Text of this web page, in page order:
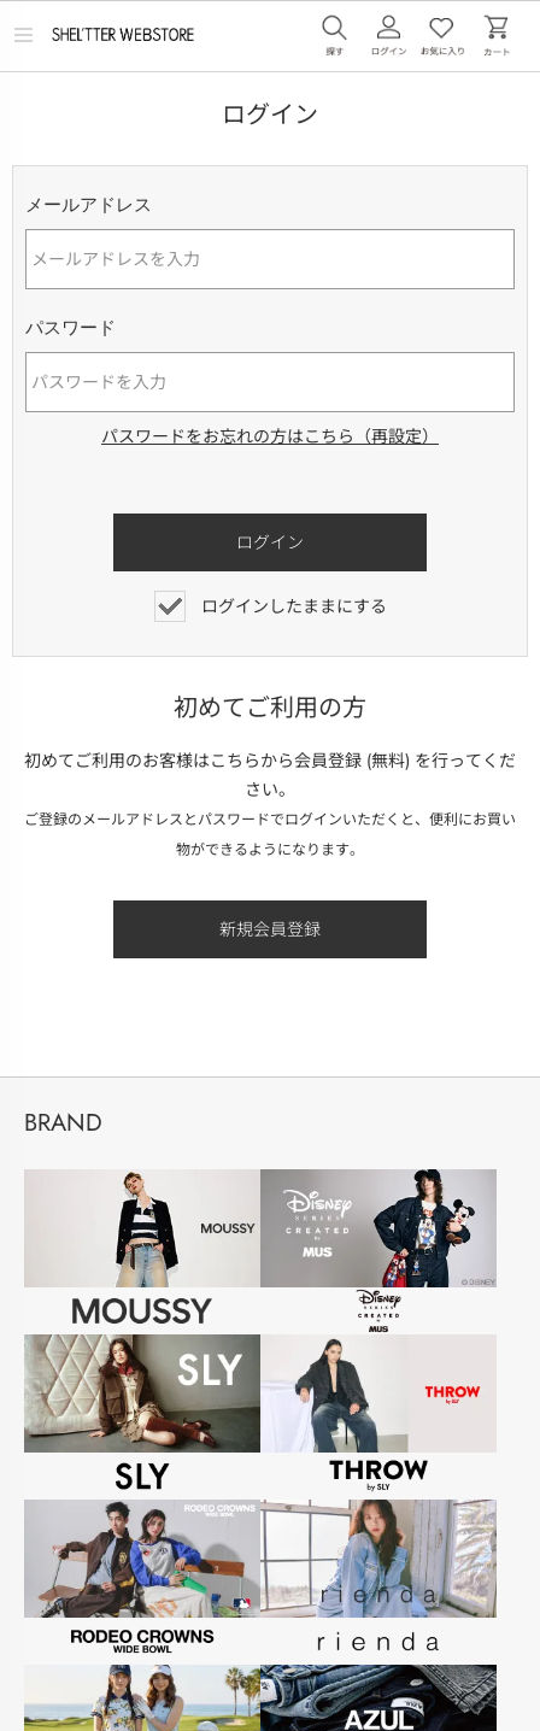
メ
ログイン
メールアドレス
パスワード
パスワードをお忘れの方はこちら（再設定）
ログインしたままにする
初めてご利用の方
初めてご利用のお客様はこちらから会員登録 (無料) を行ってくだ
さい。
ご登録のメールアドレスとパスワードでログインいただくと、便利にお買い
物ができるようになります。
BRAND